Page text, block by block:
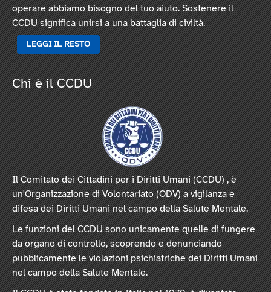
operare abbiamo bisogno del tuo aiuto. Sostenere il
CCDU significa unirsi a una battaglia di civiltà.
LEGGI IL RESTO
Chi è il CCDU
Il Comitato dei Cittadini per i Diritti Umani (CCDU) , è
un'Organizzazione di Volontariato (ODV) a vigilanza e
difesa dei Diritti Umani nel campo della Salute Mentale.
Le funzioni del CCDU sono unicamente quelle di fungere
da organo di controllo, scoprendo e denunciando
pubblicamente le violazioni psichiatriche dei Diritti Umani
nel campo della Salute Mentale.